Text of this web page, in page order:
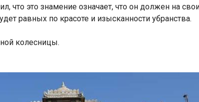
что это знамение означает, что он должен на
равных по красоте и изысканности убранства.
колесницы.